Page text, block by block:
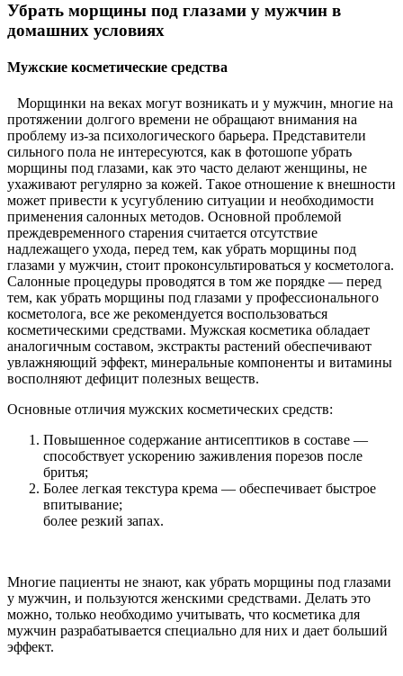
Убрать морщины под глазами у мужчин в
домашних условиях
Мужские косметические средства
Морщинки на веках могут возникать и у мужчин, многие на
протяжении долгого времени не обращают внимания на
проблему из-за психологического барьера. Представители
сильного пола не интересуются, как в фотошопе убрать
морщины под глазами, как это часто делают женщины, не
ухаживают регулярно за кожей. Такое отношение к внешности
может привести к усугублению ситуации и необходимости
применения салонных методов. Основной проблемой
преждевременного старения считается отсутствие
надлежащего ухода, перед тем, как убрать морщины под
глазами у мужчин, стоит проконсультироваться у косметолога.
Салонные процедуры проводятся в том же порядке — перед
тем, как убрать морщины под глазами у профессионального
косметолога, все же рекомендуется воспользоваться
косметическими средствами. Мужская косметика обладает
аналогичным составом, экстракты растений обеспечивают
увлажняющий эффект, минеральные компоненты и витамины
восполняют дефицит полезных веществ.
Основные отличия мужских косметических средств:
Повышенное содержание антисептиков в составе —
способствует ускорению заживления порезов после
бритья;
Более легкая текстура крема — обеспечивает быстрое
впитывание;
более резкий запах.
Многие пациенты не знают, как убрать морщины под глазами
у мужчин, и пользуются женскими средствами. Делать это
можно, только необходимо учитывать, что косметика для
мужчин разрабатывается специально для них и дает больший
эффект.